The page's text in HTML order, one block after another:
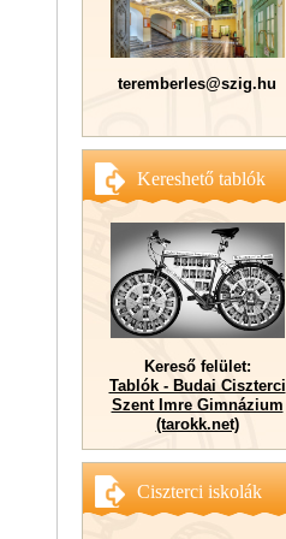
teremberles@szig.hu
Kereshető tablók
Kereső felület:
Tablók - Budai Ciszterci
Szent Imre Gimnázium
(tarokk.net)
Ciszterci iskolák